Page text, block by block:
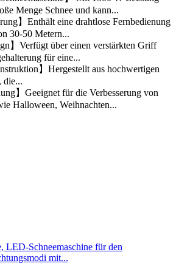
Menge Schnee und kann...
】Enthält eine drahtlose Fernbedienung
30-50 Metern...
】Verfügt über einen verstärkten Griff
für eine...
】Hergestellt aus hochwertigen
die...
】Geeignet für die Verbesserung von
Halloween, Weihnachten...
LED-Schneemaschine für den
mit...